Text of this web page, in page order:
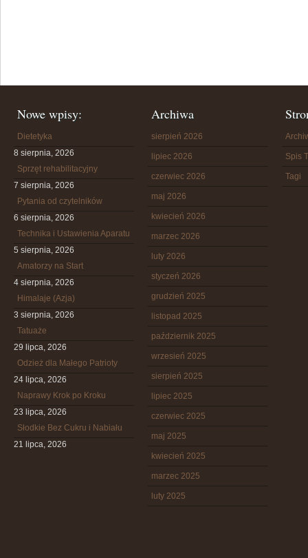
Nowe wpisy:
Dietetyka
8 sierpnia, 2026
Sprzęt rehabilitacyjny
7 sierpnia, 2026
Pytania od czytelników
6 sierpnia, 2026
Technika i Ustawienia Aparatu
5 sierpnia, 2026
Amatorzy na Start
4 sierpnia, 2026
Himalaje (Azja)
3 sierpnia, 2026
Tatuaże
29 lipca, 2026
Odzież dla Małego Patrioty
24 lipca, 2026
Naprawy Krok po Kroku
23 lipca, 2026
Słodkie Bez Cukru i Nabiału
21 lipca, 2026
Archiwa
sierpień 2026
lipiec 2026
czerwiec 2026
maj 2026
kwiecień 2026
marzec 2026
luty 2026
styczeń 2026
grudzień 2025
listopad 2025
październik 2025
wrzesień 2025
sierpień 2025
lipiec 2025
czerwiec 2025
maj 2025
kwiecień 2025
marzec 2025
luty 2025
Spis
Tagi